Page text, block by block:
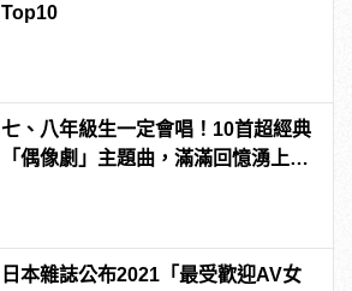
Top10
七、八年級生一定會唱！10首超經典
「偶像劇」主題曲，滿滿回憶湧上心
日本雜誌公布2021「最受歡迎AV女